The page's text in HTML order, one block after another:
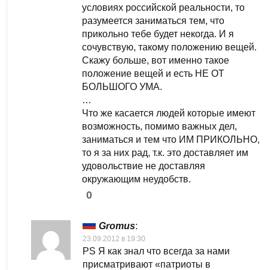
условиях российской реальности, то
разумеется заниматься тем, что
прикольно тебе будет некогда. И я
сочувствую, такому положению вещей.
Скажу больше, вот именно такое
положение вещей и есть НЕ ОТ
БОЛЬШОГО УМА.
…
Что же касается людей которые имеют
возможность, помимо важных дел,
заниматься и тем что ИМ ПРИКОЛЬНО,
то я за них рад, т.к. это доставляет им
удовольствие не доставляя
окружающим неудобств.
0
Gromus:
23.09.2012 в 19:30
PS Я как знал что всегда за нами
присматривают «патриоты в